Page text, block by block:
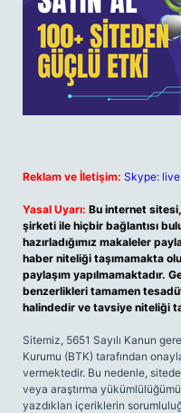
Reklam ve İletişim: Skype:
Yasal Uyarı: Bu internet
şirketi ile hiçbir bağlantısı
hazırladığımız makaleler
haber niteliği taşımamakta
paylaşım yapılmamaktadır.
benzerlikleri tamamen
halindedir ve tavsiye niteliği
Sitemiz, 5651 Sayılı Kanun
Kurumu (BTK) tarafından
vermektedir. Bu nedenle,
veya araştırma
yazdıkları içeriklerin